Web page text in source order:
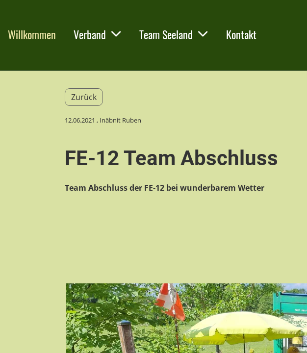
Willkommen Verband Team Seeland Kontakt
Zurück
12.06.2021 , Inäbnit Ruben
FE-12 Team Abschluss
Team Abschluss der FE-12 bei wunderbarem Wetter